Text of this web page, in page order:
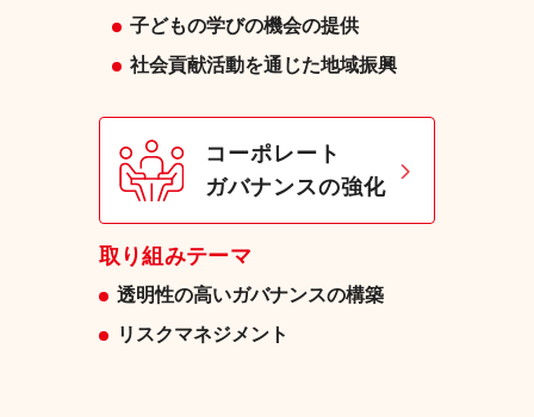
子どもの学びの機会の提供
社会貢献活動を通じた地域振興
コーポレート
ガバナンスの強化
取り組みテーマ
透明性の高いガバナンスの構築
リスクマネジメント